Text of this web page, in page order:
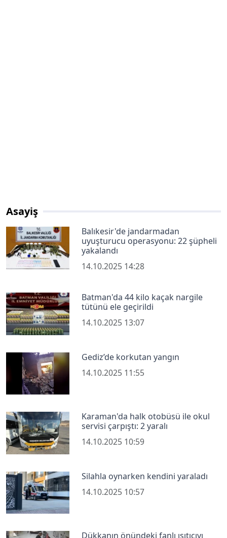
Asayiş
Balıkesir'de jandarmadan
uyuşturucu operasyonu: 22 şüpheli
yakalandı
14.10.2025 14:28
Batman'da 44 kilo kaçak nargile
tütünü ele geçirildi
14.10.2025 13:07
Gediz’de korkutan yangın
14.10.2025 11:55
Karaman'da halk otobüsü ile okul
servisi çarpıştı: 2 yaralı
14.10.2025 10:59
Silahla oynarken kendini yaraladı
14.10.2025 10:57
Dükkanın önündeki fanlı ısıtıcıyı